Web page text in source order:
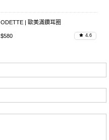
ODETTE | 歐美滿鑽耳圈
$580 4.6